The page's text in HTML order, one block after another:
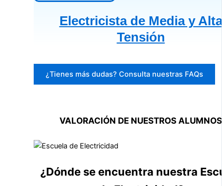
Electricista de Media y Alta
Tensión
¿Tienes más dudas? Consulta nuestras FAQs
VALORACIÓN DE NUESTROS ALUMNOS
¿Dónde se encuentra nuestra